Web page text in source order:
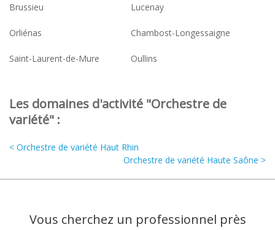
Brussieu Lucenay
Orliénas Chambost-Longessaigne
Saint-Laurent-de-Mure Oullins
Les domaines d'activité "Orchestre de
variété" :
< Orchestre de variété Haut Rhin
Orchestre de variété Haute Saône >
Vous cherchez un professionnel près